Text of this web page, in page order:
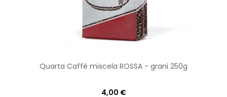
Quarta Caffè miscela ROSSA - grani 250g
4,00 €